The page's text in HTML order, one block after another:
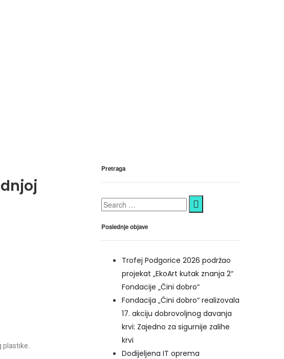
Pretraga
Poslednje objave
Trofej Podgorice 2026 podržao
projekat „EkoArt kutak znanja 2“
Fondacije „Čini dobro“
Fondacija „Čini dobro“ realizovala
17. akciju dobrovoljnog davanja
krvi: Zajedno za sigurnije zalihe
krvi
Dodijeljena IT oprema